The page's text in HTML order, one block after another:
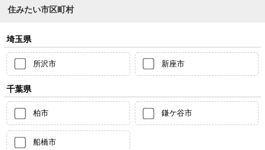
住みたい市区町村
埼玉県
所沢市 新座市
千葉県
柏市 鎌ケ谷市
船橋市